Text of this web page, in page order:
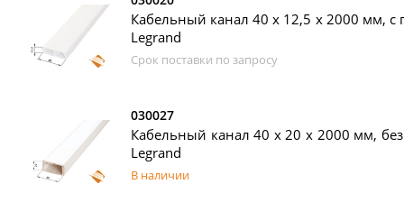
Кабельный канал 40 х 12,5 x 2000 мм, с
Legrand
Срок поставки по запросу
030027
Кабельный канал 40 х 20 x 2000 мм,
Legrand
В наличии